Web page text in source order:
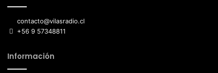
contacto@vilasradio.cl
+56 9 57348811
Información